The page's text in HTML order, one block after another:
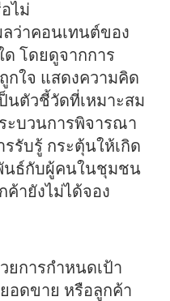
ไม่
ลว่าคอนเทนต์ของ
โดยดูจากการ
กใจ แสดงความคิด
นตัวชี้วัดที่เหมาะสม
ะบวนการพิจารณา
รรับรู้ กระตุ้นให้เกิด
นธ์กับผู้คนในชุมชน
ายังไม่ได้จอง
ยการกำหนดเป้า
อดขาย หรือลูกค้า